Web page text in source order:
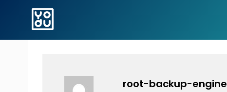
root-backup-engine